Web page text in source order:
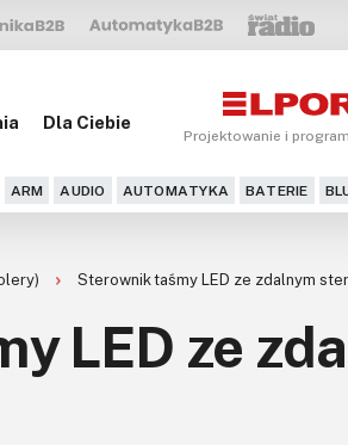
Dla Ciebie
Projektowanie i
ARM AUDIO AUTOMATYKA BATERIE
Sterownik taśmy LED ze zdalnym
LED ze